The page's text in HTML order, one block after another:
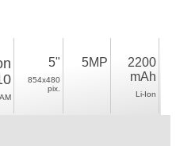
5"
854x480
pix.
5MP
2200
mAh
Li-Ion